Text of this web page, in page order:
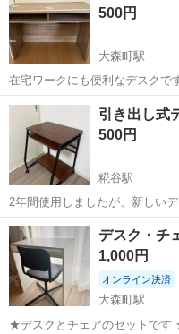
500円
大森町駅
在宅ワークにも便利なデスクで
自宅マンション玄関まで取りに
東京 大田区 大森町駅
引き出し式
500円
糀谷駅
2年間使用しましたが、新しい
った傷や汚れはありません。 6
東京 大田区 糀谷駅
デスク・チ
1,000円
オンライン決済
大森町駅
★デスクとチェアのセットです ★お取引きをする方を確定させるまで